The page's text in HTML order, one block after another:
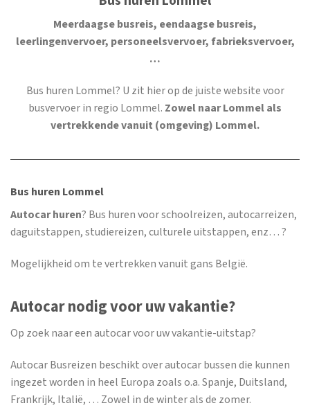
Meerdaagse busreis, eendaagse busreis,
leerlingenvervoer, personeelsvervoer, fabrieksvervoer,
…
Bus huren Lommel? U zit hier op de juiste website voor
busvervoer in regio Lommel. Zowel naar Lommel als
vertrekkende vanuit (omgeving) Lommel.
Bus huren Lommel
Autocar huren? Bus huren voor schoolreizen, autocarreizen,
daguitstappen, studiereizen, culturele uitstappen, enz… ?
Mogelijkheid om te vertrekken vanuit gans België.
Autocar nodig voor uw vakantie?
Op zoek naar een autocar voor uw vakantie-uitstap?
Autocar Busreizen beschikt over autocar bussen die kunnen
ingezet worden in heel Europa zoals o.a. Spanje, Duitsland,
Frankrijk, Italië, … Zowel in de winter als de zomer.